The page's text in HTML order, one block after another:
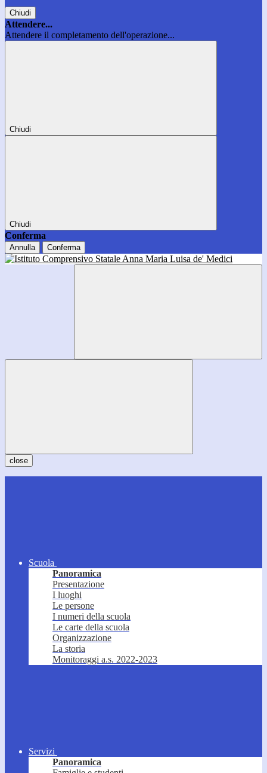
Chiudi
Attendere...
Attendere il completamento dell'operazione...
Chiudi
Chiudi
Conferma
Annulla Conferma
close
Scuola
Panoramica
Presentazione
I luoghi
Le persone
I numeri della scuola
Le carte della scuola
Organizzazione
La storia
Monitoraggi a.s. 2022-2023
Servizi
Panoramica